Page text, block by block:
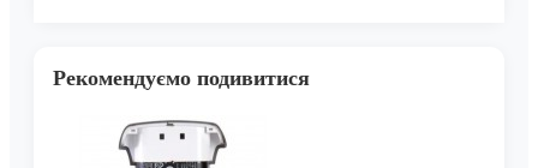
Рекомендуємо подивитися